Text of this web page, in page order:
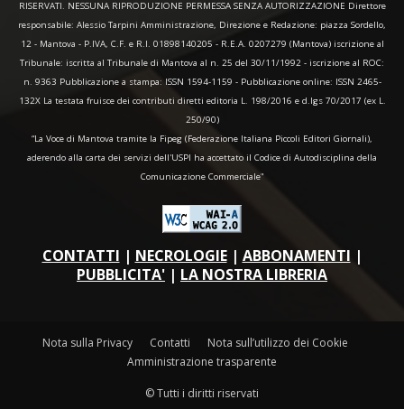
RISERVATI. NESSUNA RIPRODUZIONE PERMESSA SENZA AUTORIZZAZIONE Direttore
responsabile: Alessio Tarpini Amministrazione, Direzione e Redazione: piazza Sordello,
12 - Mantova - P.IVA, C.F. e R.I. 01898140205 - R.E.A. 0207279 (Mantova) iscrizione al
Tribunale: iscritta al Tribunale di Mantova al n. 25 del 30/11/1992 - iscrizione al ROC:
n. 9363 Pubblicazione a stampa: ISSN 1594-1159 - Pubblicazione online: ISSN 2465-
132X La testata fruisce dei contributi diretti editoria L. 198/2016 e d.lgs 70/2017 (ex L.
250/90)
“La Voce di Mantova tramite la Fipeg (Federazione Italiana Piccoli Editori Giornali),
aderendo alla carta dei servizi dell'USPI ha accettato il Codice di Autodisciplina della
Comunicazione Commerciale"
CONTATTI | NECROLOGIE| ABBONAMENTI |
PUBBLICITA' | LA NOSTRA LIBRERIA
Nota sulla Privacy Contatti
Nota sull’utilizzo dei Cookie
Amministrazione trasparente
© Tutti i diritti riservati